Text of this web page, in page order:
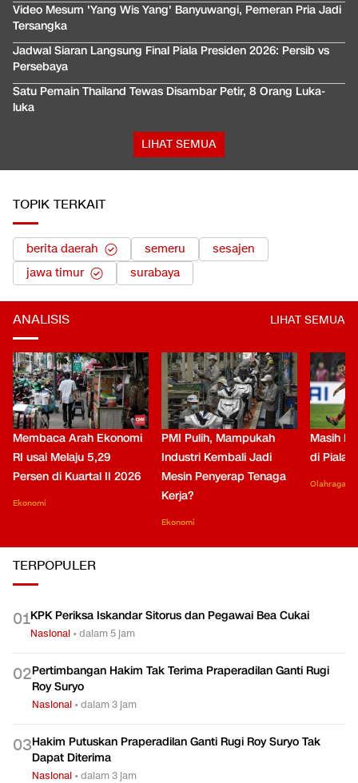
Video Mesum 'Yang Wis Yang' Banyuwangi, Pemeran Pria Jadi
Tersangka
Jadwal Siaran Langsung Final Piala Presiden 2026: Persib vs
Persebaya
Satu Pemain Thailand Tewas Disambar Petir, 8 Orang Luka-
luka
LIHAT SEMUA
TOPIK TERKAIT
berita daerah semeru
sesajen
jawa timur
surabaya
ANALISIS LIHAT SEMUA
Membaca Arah Ekonomi
RI usai Melaju 5,29
Persen di Kuartal II 2026
Ekonomi
PMI Pulih, Mampukah
Industri Kembali Jadi
Mesin Penyerap Tenaga
Kerja?
Ekonomi
Masih
di Piala
Olahraga
TERPOPULER
01KPK Periksa Iskandar Sitorus dan Pegawai Bea Cukai
Nasional •dalam 5 jam
02Pertimbangan Hakim Tak Terima Praperadilan Ganti Rugi
Roy Suryo
Nasional •dalam 3 jam
03Hakim Putuskan Praperadilan Ganti Rugi Roy Suryo Tak
Dapat Diterima
Nasional •dalam 3 jam